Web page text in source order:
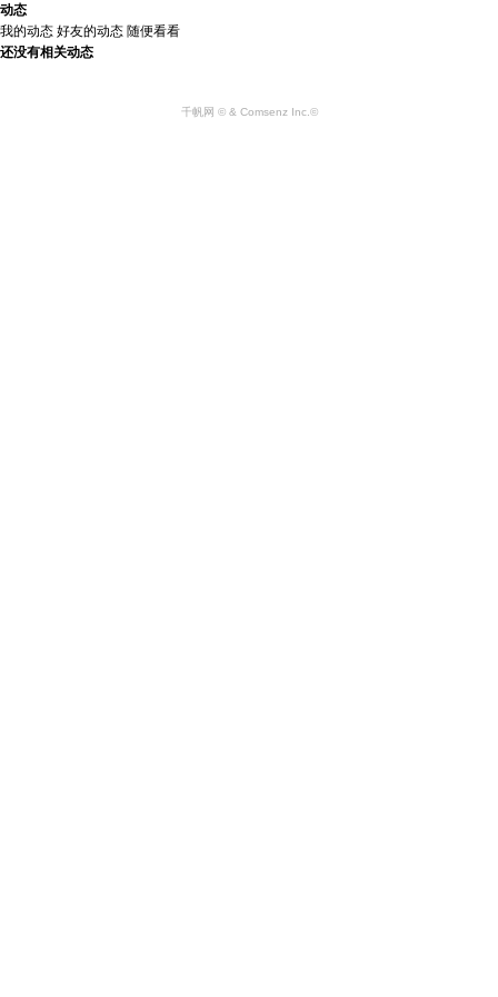
动态
我的动态 好友的动态 随便看看
还没有相关动态
千帆网 © & Comsenz Inc.©